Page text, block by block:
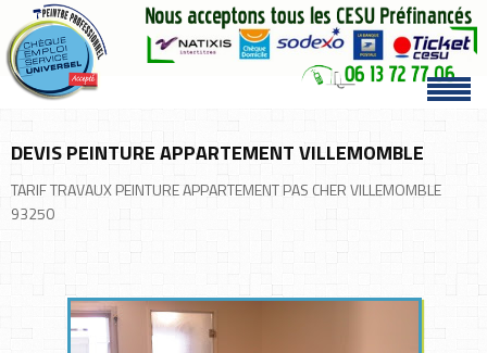
DEVIS PEINTURE APPARTEMENT VILLEMOMBLE
TARIF TRAVAUX PEINTURE APPARTEMENT PAS CHER VILLEMOMBLE
93250